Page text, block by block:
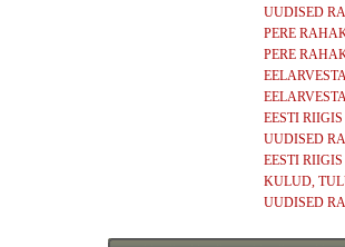
UUDISED
PERE
PERE
EESTI RIIGIS
UUDISED
EESTI RIIGIS
KULUD,
UUDISED